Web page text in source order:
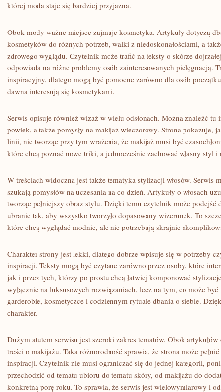
której moda staje się bardziej przyjazna.
Obok mody ważne miejsce zajmuje kosmetyka. Artykuły dotyczą
kosmetyków do różnych potrzeb, walki z niedoskonałościami, a
zdrowego wyglądu. Czytelnik może trafić na teksty o skórze
odpowiada na różne problemy osób zainteresowanych pielęgnacją.
inspiracyjny, dlatego mogą być pomocne zarówno dla osób
dawna interesują się kosmetykami.
Serwis opisuje również wizaż w wielu odsłonach. Można znaleźć tu
powiek, a także pomysły na makijaż wieczorowy. Strona pokazuje,
linii, nie tworząc przy tym wrażenia, że makijaż musi być
które chcą poznać nowe triki, a jednocześnie zachować własny styl i
W treściach widoczna jest także tematyka stylizacji włosów. Serwis
szukają pomysłów na uczesania na co dzień. Artykuły o włosach
tworząc pełniejszy obraz stylu. Dzięki temu czytelnik może podejść
ubranie tak, aby wszystko tworzyło dopasowany wizerunek. To
które chcą wyglądać modnie, ale nie potrzebują skrajnie
Charakter strony jest lekki, dlatego dobrze wpisuje się w potrzeby
inspiracji. Teksty mogą być czytane zarówno przez osoby, które
jak i przez tych, którzy po prostu chcą łatwiej komponować
wyłącznie na luksusowych rozwiązaniach, lecz na tym, co może
garderobie, kosmetyczce i codziennym rytuale dbania o siebie.
charakter.
Dużym atutem serwisu jest szeroki zakres tematów. Obok
treści o makijażu. Taka różnorodność sprawia, że strona może
inspiracji. Czytelnik nie musi ograniczać się do jednej kategorii,
przechodzić od tematu ubioru do tematu skóry, od makijażu do
konkretną porę roku. To sprawia, że serwis jest wielowymiarowy i